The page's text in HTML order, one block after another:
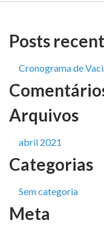
Posts
Cronograma de
Arquivos
abril 2021
Categorias
Sem categoria
Meta